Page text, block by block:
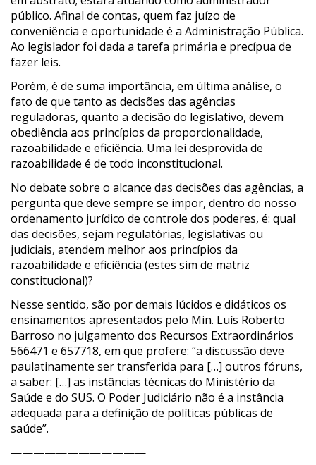
público. Afinal de contas, quem faz juízo de
conveniência e oportunidade é a Administração Pública.
Ao legislador foi dada a tarefa primária e precípua de
fazer leis.
Porém, é de suma importância, em última análise, o
fato de que tanto as decisões das agências
reguladoras, quanto a decisão do legislativo, devem
obediência aos princípios da proporcionalidade,
razoabilidade e eficiência. Uma lei desprovida de
razoabilidade é de todo inconstitucional.
No debate sobre o alcance das decisões das agências, a
pergunta que deve sempre se impor, dentro do nosso
ordenamento jurídico de controle dos poderes, é: qual
das decisões, sejam regulatórias, legislativas ou
judiciais, atendem melhor aos princípios da
razoabilidade e eficiência (estes sim de matriz
constitucional)?
Nesse sentido, são por demais lúcidos e didáticos os
ensinamentos apresentados pelo Min. Luís Roberto
Barroso no julgamento dos Recursos Extraordinários
566471 e 657718, em que profere: “a discussão deve
paulatinamente ser transferida para […] outros fóruns,
a saber: […] as instâncias técnicas do Ministério da
Saúde e do SUS. O Poder Judiciário não é a instância
adequada para a definição de políticas públicas de
saúde”.
————————————